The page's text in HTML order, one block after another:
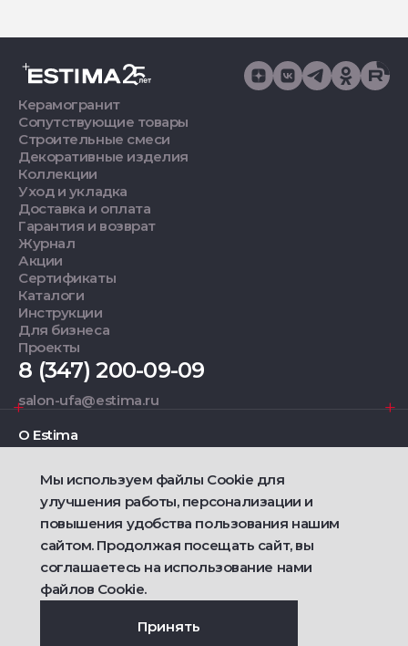
Керамогранит
Сопутствующие товары
Строительные смеси
Декоративные изделия
Коллекции
Уход и укладка
Доставка и оплата
Гарантия и возврат
Журнал
Акции
Сертификаты
Каталоги
Инструкции
Для бизнеса
Проекты
8 (347) 200-09-09
salon-ufa@estima.ru
О Estima
Дизайнерам
Фирменные салоны
2021 — 2026 © Estima
Политика конфиденциальности
Договор публичной оферты о продаже товаров
Ametist IT
Мы используем файлы Cookie для
улучшения работы, персонализации и
повышения удобства пользования нашим
сайтом. Продолжая посещать сайт, вы
соглашаетесь на использование нами
файлов Cookie.
Принять